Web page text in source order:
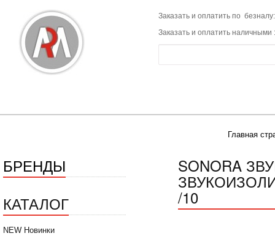
Заказать и оплатить по
Заказать и оплатить наличными
Главная
БРЕНДЫ
КАТАЛОГ
NEW Новинки
SONORA
/10